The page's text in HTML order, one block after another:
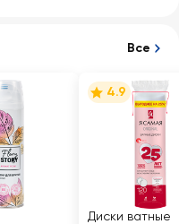
Все
4.9
Диски ватные